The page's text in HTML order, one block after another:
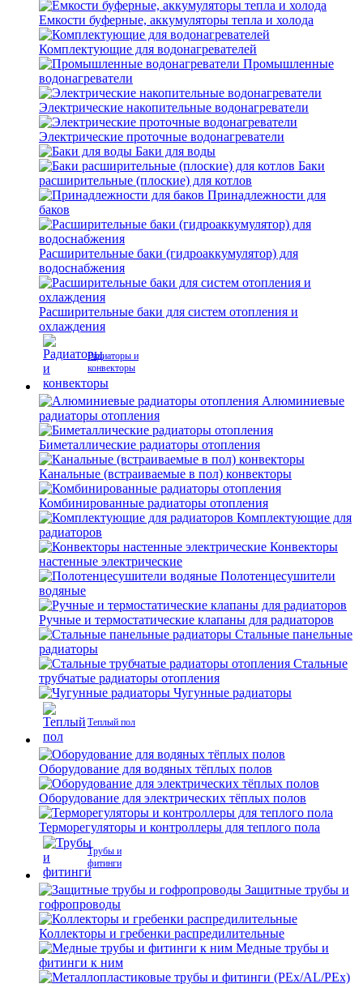
Емкости буферные, аккумуляторы тепла и холода
Комплектующие для водонагревателей
Промышленные
водонагреватели
Электрические накопительные водонагреватели
Электрические проточные водонагреватели
Баки для воды
Баки
расширительные (плоские) для котлов
Принадлежности для
баков
Расширительные баки (гидроаккумулятор) для
водоснабжения
Расширительные баки для систем отопления и
охлаждения
Радиаторы и
конвекторы
Алюминиевые
радиаторы отопления
Биметаллические радиаторы отопления
Канальные (встраиваемые в пол) конвекторы
Комбинированные радиаторы отопления
Комплектующие для
радиаторов
Конвекторы
настенные электрические
Полотенцесушители
водяные
Ручные и термостатические клапаны для радиаторов
Стальные панельные
радиаторы
Стальные
трубчатые радиаторы отопления
Чугунные радиаторы
Теплый пол
Оборудование для водяных тёплых полов
Оборудование для электрических тёплых полов
Терморегуляторы и контроллеры для теплого пола
Трубы и
фитинги
Защитные трубы и
гофропроводы
Коллекторы и гребенки распредилительные
Медные трубы и
фитинги к ним